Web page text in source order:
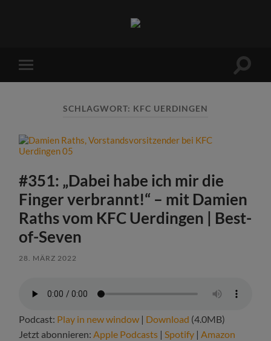
Sports
Mobile-
Menü
SCHLAGWORT: KFC UERDINGEN
#351: „Dabei habe ich mir die
Finger verbrannt!“ – mit Damien
Raths vom KFC Uerdingen | Best-
of-Seven
28. MÄRZ 2022
Podcast: Play in new window | Download (4.0MB)
Jetzt abonnieren:Apple Podcasts |Spotify |Amazon